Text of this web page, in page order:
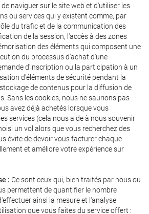
naviguer sur le site web et d'utiliser les
ou services qui y existent comme, par
du trafic et de la communication des
de la session, l'accès à des zones
des éléments qui composent une
du processus d'achat d'une
d'inscription ou la participation à un
d'éléments de sécurité pendant la
de contenus pour la diffusion de
Sans les cookies, nous ne saurions pas
avez déjà achetés lorsque vous
services (cela nous aide à nous souvenir
un vol alors que vous recherchez des
évite de devoir vous facturer chaque
et améliore votre expérience sur
: Ce sont ceux qui, bien traités par nous ou
permettent de quantifier le nombre
ainsi la mesure et l'analyse
que vous faites du service offert :